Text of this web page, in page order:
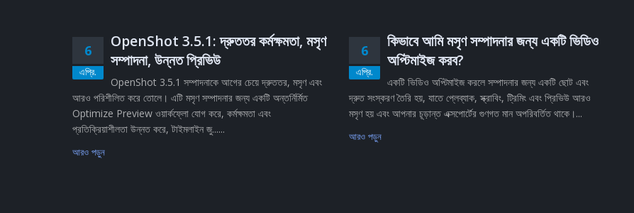
6
এপ্রি.
OpenShot 3.5.1: দ্রুততর কর্মক্ষমতা, মসৃণ
সম্পাদনা, উন্নত প্রিভিউ
OpenShot 3.5.1 সম্পাদনাকে আগের চেয়ে দ্রুততর, মসৃণ এবং
আরও পরিশীলিত করে তোলে। এটি মসৃণ সম্পাদনার জন্য একটি অন্তর্নির্মিত
Optimize Preview ওয়ার্কফ্লো যোগ করে, কর্মক্ষমতা এবং
প্রতিক্রিয়াশীলতা উন্নত করে, টাইমলাইন জু......
আরও পড়ুন
6
এপ্রি.
কিভাবে আমি মসৃণ সম্পাদনার জন্য একটি ভিডিও
অপ্টিমাইজ করব?
একটি ভিডিও অপ্টিমাইজ করলে সম্পাদনার জন্য একটি ছোট এবং
দ্রুত সংস্করণ তৈরি হয়, যাতে প্লেব্যাক, স্ক্রাবিং, ট্রিমিং এবং প্রিভিউ আরও
মসৃণ হয় এবং আপনার চূড়ান্ত এক্সপোর্টের গুণগত মান অপরিবর্তিত থাকে।...
আরও পড়ুন